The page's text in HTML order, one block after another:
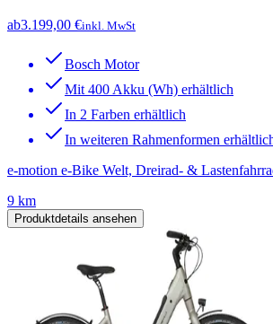
ab3.199,00 €inkl. MwSt
Bosch Motor
Mit 400 Akku (Wh) erhältlich
In 2 Farben erhältlich
In weiteren Rahmenformen
e-motion e-Bike Welt, Dreirad- &
9 km
Produktdetails ansehen